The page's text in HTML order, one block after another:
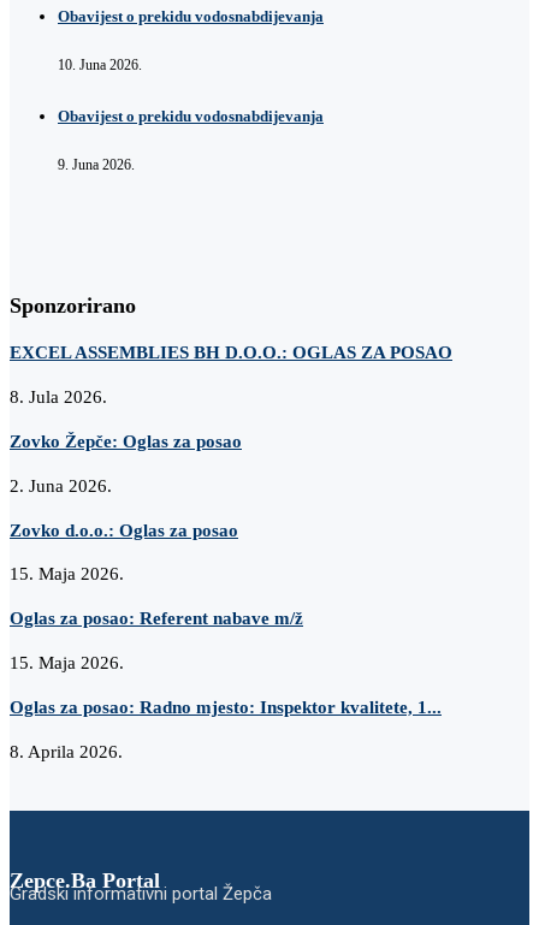
Obavijest o prekidu vodosnabdijevanja
10. Juna 2026.
Obavijest o prekidu vodosnabdijevanja
9. Juna 2026.
Sponzorirano
EXCEL ASSEMBLIES BH D.O.O.: OGLAS ZA POSAO
8. Jula 2026.
Zovko Žepče: Oglas za posao
2. Juna 2026.
Zovko d.o.o.: Oglas za posao
15. Maja 2026.
Oglas za posao: Referent nabave m/ž
15. Maja 2026.
Oglas za posao: Radno mjesto: Inspektor kvalitete, 1...
8. Aprila 2026.
Zepce.Ba Portal
Gradski informativni portal Žepča